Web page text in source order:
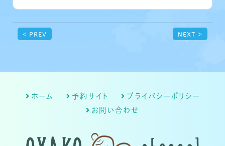
< PREV NEXT >
ホーム 予約サイト
プライバシーポリシー
お問い合わせ